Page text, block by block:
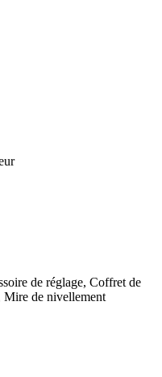
de réglage, Coffret de
Mire de nivellement